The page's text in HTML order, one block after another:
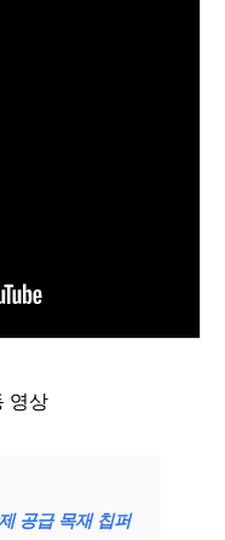
영상
공급 목재 칩퍼